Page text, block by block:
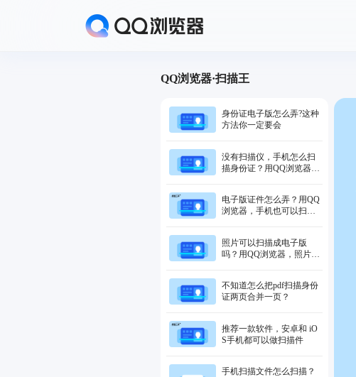
QQ浏览器·扫描王
身份证电子版怎么弄?这种
方法你一定要会
没有扫描仪，手机怎么扫
描身份证？用QQ浏览器，
电子版证件怎么弄？用QQ
浏览器，手机也可以扫描
照片可以扫描成电子版
吗？用QQ浏览器，照片扫
不知道怎么把pdf扫描身份
证两页合并一页？
推荐一款软件，安卓和 iO
S手机都可以做扫描件
手机扫描文件怎么扫描？